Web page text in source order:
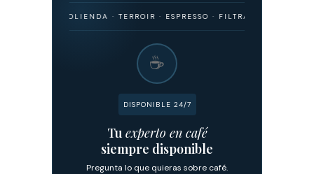
· MOLIENDA · TERROIR · ESPRESSO · FILTRADO ·
☕
DISPONIBLE 24/7
Tu experto en café
siempre disponible
Pregunta lo que quieras sobre café.